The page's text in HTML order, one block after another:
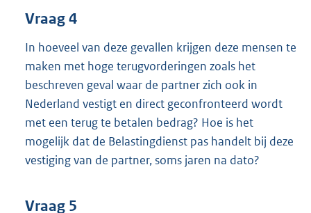
Vraag 4
In hoeveel van deze gevallen krijgen deze mensen te
maken met hoge terugvorderingen zoals het
beschreven geval waar de partner zich ook in
Nederland vestigt en direct geconfronteerd wordt
met een terug te betalen bedrag? Hoe is het
mogelijk dat de Belastingdienst pas handelt bij deze
vestiging van de partner, soms jaren na dato?
Vraag 5